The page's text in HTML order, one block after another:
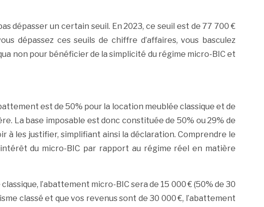
dépasser un certain seuil. En 2023, ce seuil est de 77 700 €
dépassez ces seuils de chiffre d’affaires, vous basculez
non pour bénéficier de la simplicité du régime micro-BIC et
est de 50% pour la location meublée classique et de
La base imposable est donc constituée de 50% ou 29% de
à les justifier, simplifiant ainsi la déclaration. Comprendre le
du micro-BIC par rapport au régime réel en matière
l’abattement micro-BIC sera de 15 000 € (50% de 30
classé et que vos revenus sont de 30 000 €, l’abattement